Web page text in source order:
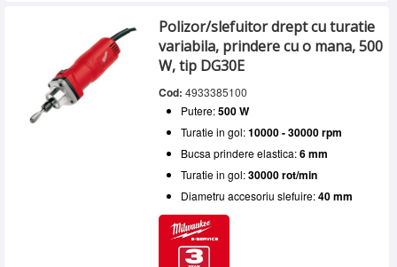
Polizor/slefuitor drept cu turatie
variabila, prindere cu o mana, 500
W, tip DG30E
Cod: 4933385100
Putere:500 W
Turatie in gol:10000 - 30000 rpm
Bucsa prindere elastica:6 mm
Turatie in gol:30000 rot/min
Diametru accesoriu slefuire:40 mm